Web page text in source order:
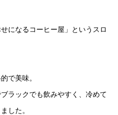
になるコーヒー屋」というスロ
で美味。
ラックでも飲みやすく、冷めて
した。